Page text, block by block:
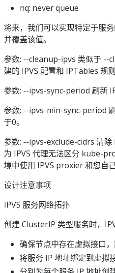
nq: never queue
将来，我们可以实现特定于服
并覆盖该值。
参数: --cleanup-ipvs 类似于 --
建的 IPVS 配置和 IPTables 规则
参数: --ipvs-sync-period 刷新
参数: --ipvs-min-sync-period
于0。
参数: --ipvs-exclude-cidrs 清除
为 IPVS 代理无法区分 kube-
境中使用 IPVS proxier 和您自
设计注意事项
IPVS 服务网络拓扑
创建 ClusterIP 类型服务时，
确保节点中存在虚拟接口
将服务 IP 地址绑定到虚拟